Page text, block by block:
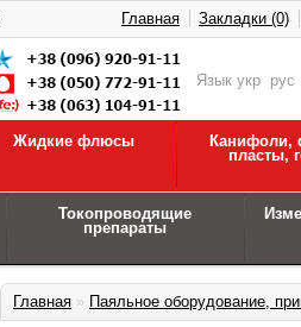
Язык укр рус
Главная Закладки (0)
Жидкие флюсы
Канифоли,
пласты,
Токопроводящие
препараты
Главная » Паяльное оборудование,